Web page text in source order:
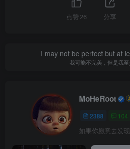
点赞26 分享
I may not be perfect but at
我可能不完美，但是我
MoHeRoot
2388 104
如果你愿意去发